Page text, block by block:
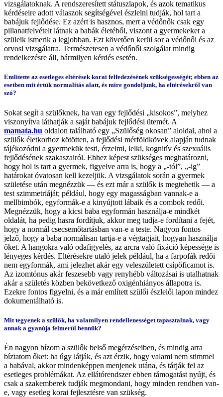
vizsgálatoknak. A rendszeresített státuszlapok, és azok tematikus
kérdéseire adott válaszok segítségével észlelni tudják, hol tart a
babájuk fejlődése. Ez azért is hasznos, mert a védőnők csak egy
pillanatfelvételt látnak a babák életéből, viszont a gyermekeket a
szüleik ismerik a legjobban. Ezt követően kerül sor a védőnői és az
orvosi vizsgálatra. Természetesen a védőnői szolgálat mindig
rendelkezésre áll, bármilyen kérdés esetén.
Említette az esetleges eltérések korai felfedezésének szükségességét; ebben az
esetben mit értük normalitás alatt, és mire gondoljunk, ha eltérésekről van
szó?
Sokat segít a szülőknek, ha van egy fejlődési „kisokos”, melyhez
viszonyítva láthatják a saját babájuk fejlődési ütemét. A
mamata.hu oldalon található egy „Szülőség okosan” aloldal, ahol a
szülők életkorhoz kötötten, a fejlődési mérföldkövek alapján tudnak
tájékozódni a gyermekük testi, érzelmi, lelki, kognitív és szexuális
fejlődésének szakaszairól. Ehhez képest szükséges meghatározni,
hogy hol is tart a gyermek, figyelve arra is, hogy a „-tól”, „-ig”
határokat óvatosan kell kezeljük. A vizsgálatok során a gyermek
születése után megnézzük — és ezt már a szülők is megtehetik — a
test szimmetriáját; például, hogy egy magasságban vannak-e a
mellbimbók, egyformák-e a kinyújtott lábaik és a combok redői.
Megnézzük, hogy a kicsi baba egyformán használja-e mindkét
oldalát, ha pedig hasra fordítjuk, akkor meg tudja-e fordítani a fejét,
hogy a normál csecsemőtartásban van-e a teste. Nagyon fontos
jelző, hogy a baba normálisan tartja-e a végtagjait, hogyan használja
őket. A hangokra való odafigyelés, az arcra való fixáció képessége is
lényeges kérdés. Eltérésekre utaló jelek például, ha a farpofák redői
nem egyformák, ami jelezhet akár egy veleszületett csípőficamot is.
Az izomtónus akár feszesebb vagy renyhébb változásai is utalhatnak
akár a születés közben bekövetkező oxigénhiányos állapotra is.
Ezekre fontos figyelni, és a már említett szülői észlelői lapon mindez
dokumentálható is.
Mit tegyenek a szülők, ha valamilyen rendellenességet tapasztalnak, vagy
annak a gyanúja felmerül bennük?
Én nagyon bízom a szülők belső megérzéseiben, és mindig arra
bíztatom őket: ha úgy látják, és azt érzik, hogy valami nem stimmel
a babával, akkor mindenképpen menjenek utána, és tárják fel az
esetleges problémákat. Az ellátórendszer ebben támogatást nyújt, és
csak a szakemberek tudják megmondani, hogy minden rendben van-
e, vagy esetleg korai fejlesztésre van szükség.